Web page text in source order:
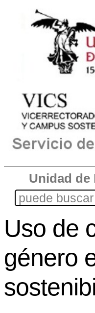
Unidad de
Uso de
género